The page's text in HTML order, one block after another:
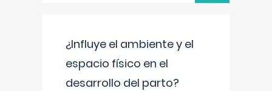
¿Influye el ambiente y el
espacio físico en el
desarrollo del parto?